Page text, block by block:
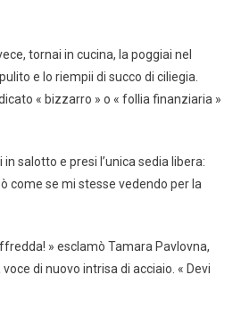
tornai in cucina, la poggiai nel
e lo riempii di succo di ciliegia.
« bizzarro » o « follia finanziaria »
salotto e presi l’unica sedia libera:
come se mi stesse vedendo per la
» esclamò Tamara Pavlovna,
di nuovo intrisa di acciaio. « Devi